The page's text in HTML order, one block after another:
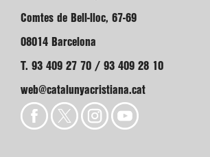
Comtes de Bell-lloc, 67-69
08014 Barcelona
T. 93 409 27 70 / 93 409 28 10
web@catalunyacristiana.cat